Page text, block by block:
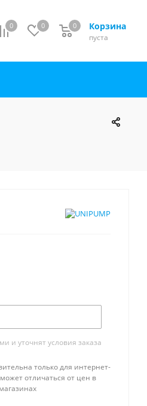
0 0 Корзина
0
пуста
0
и уточнят условия заказа
только для интернет-
отличаться от цен в